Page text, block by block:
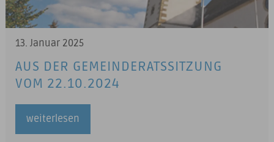
13. Januar 2025
AUS DER GEMEINDERATSSITZUNG
VOM 22.10.2024
weiterlesen